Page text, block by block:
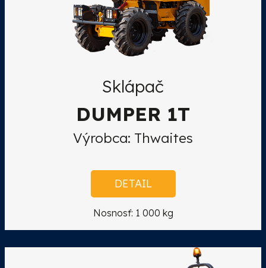
Sklápač
DUMPER 1T
Výrobca: Thwaites
DETAIL
Nosnosť: 1 000 kg